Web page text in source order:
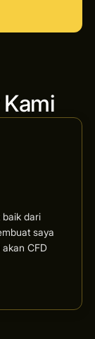
baik dari
saya
CFD